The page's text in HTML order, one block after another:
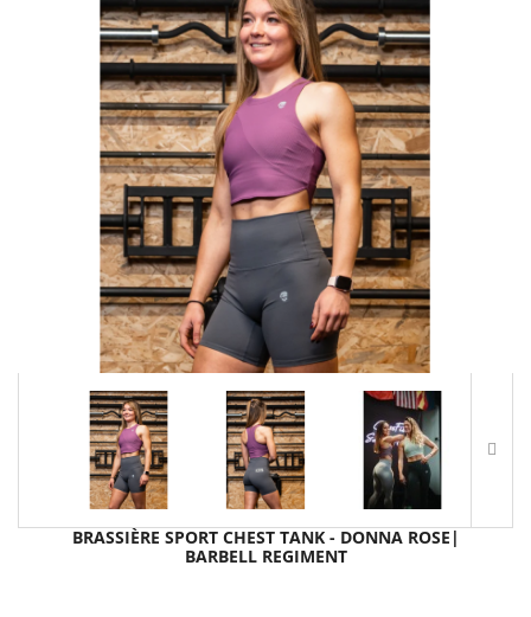
BRASSIÈRE SPORT CHEST TANK - DONNA ROSE|
BARBELL REGIMENT